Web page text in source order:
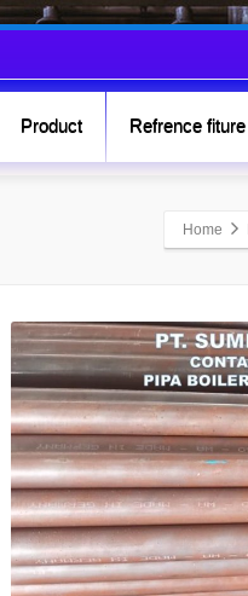
Product Refrence fiture
Home